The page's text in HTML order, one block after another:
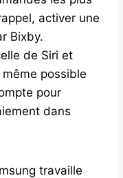
activer une
Bixby.
de Siri et
possible
pour
dans
travaille